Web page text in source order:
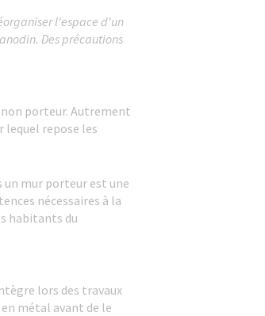
l'espace d'un
Des précautions
non porteur. Autrement
repose les
un mur porteur est une
nécessaires à la
habitants du
lors des travaux
métal avant de le